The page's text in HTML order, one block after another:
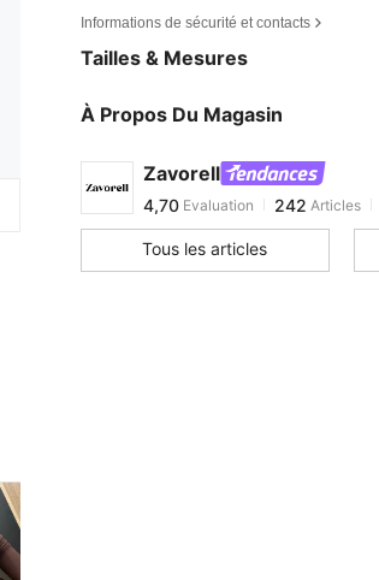
Informations de sécurité et contacts
Tailles & Mesures
À Propos Du Magasin
Zavorell
4,70
242
4,70
Evaluation 242Articles
k***zest en train de
4,70
Tous les articles